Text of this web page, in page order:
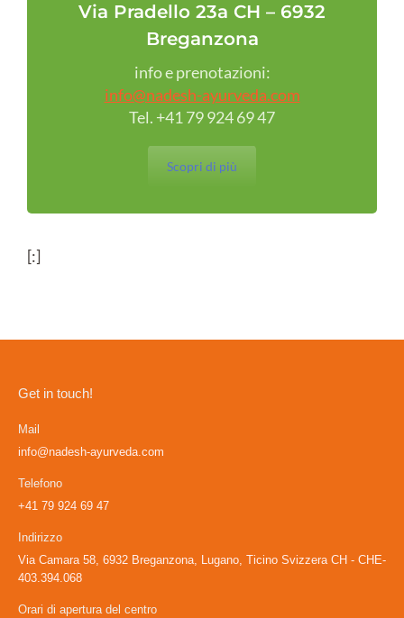
Via Pradello 23a CH – 6932
Breganzona
info e prenotazioni:
info@nadesh-ayurveda.com
Tel. +41 79 924 69 47
Scopri di più
[:]
Get in touch!
Mail
info@nadesh-ayurveda.com
Telefono
+41 79 924 69 47
Indirizzo
Via Camara 58, 6932 Breganzona, Lugano, Ticino Svizzera CH - CHE-
403.394.068
Orari di apertura del centro